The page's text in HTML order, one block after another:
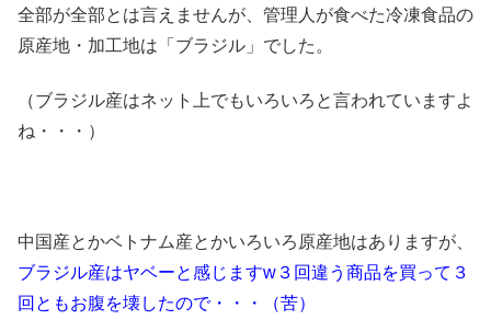
全部が全部とは言えませんが、管理人が食べた冷凍食品の
原産地・加工地は「ブラジル」でした。
（ブラジル産はネット上でもいろいろと言われていますよ
ね・・・）
中国産とかベトナム産とかいろいろ原産地はありますが、
ブラジル産はヤベーと感じますw ３回違う商品を買って３
回ともお腹を壊したので・・・（苦）